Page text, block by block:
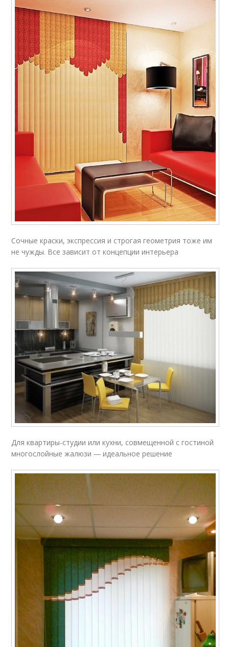
Сочные краски, экспрессия и строгая геометрия тоже им
не чужды. Все зависит от концепции интерьера
Для квартиры-студии или кухни, совмещенной с гостиной
многослойные жалюзи ― идеальное решение